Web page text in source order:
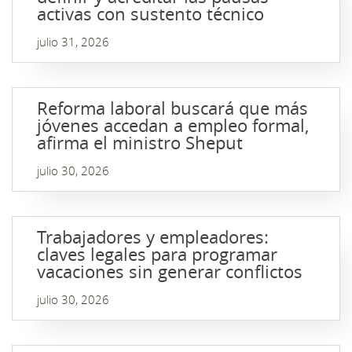
activas con sustento técnico
julio 31, 2026
Reforma laboral buscará que más
jóvenes accedan a empleo formal,
afirma el ministro Sheput
julio 30, 2026
Trabajadores y empleadores:
claves legales para programar
vacaciones sin generar conflictos
julio 30, 2026